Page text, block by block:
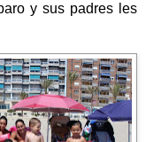
y sus padres les